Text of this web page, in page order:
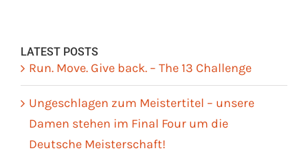
LATEST POSTS
Run. Move. Give back. – The 13 Challenge
Ungeschlagen zum Meistertitel – unsere
Damen stehen im Final Four um die
Deutsche Meisterschaft!